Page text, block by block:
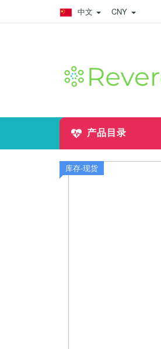
中文 CNY
产品目录
库存-现货